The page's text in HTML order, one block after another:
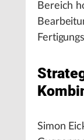
Bereich
Simon